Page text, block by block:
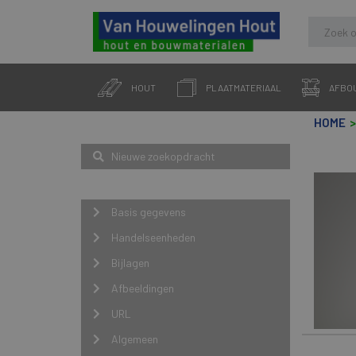
HOUT PLAATMATERIAAL
Nieuwe zoekopdracht
Basis gegevens
Handelseenheden
Bijlagen
Afbeeldingen
URL
Algemeen
HOME